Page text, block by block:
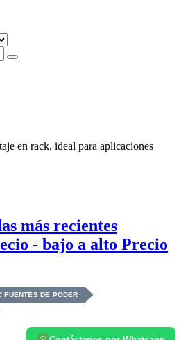
en rack, ideal para aplicaciones
más recientes
- bajo a alto Precio
FUENTES DE PODER